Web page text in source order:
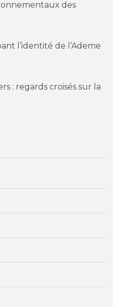
des
l’identité de l’Ademe
: regards croisés sur la